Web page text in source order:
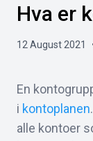
Hva er
12 August 2021
En
i kontoplanen
alle kontoer